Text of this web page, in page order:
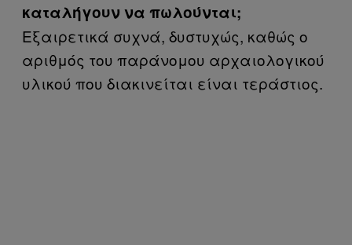
καταλήγουν να πωλούνται;
Εξαιρετικά συχνά, δυστυχώς, καθώς ο
αριθμός του παράνομου αρχαιολογικού
υλικού που διακινείται είναι τεράστιος.